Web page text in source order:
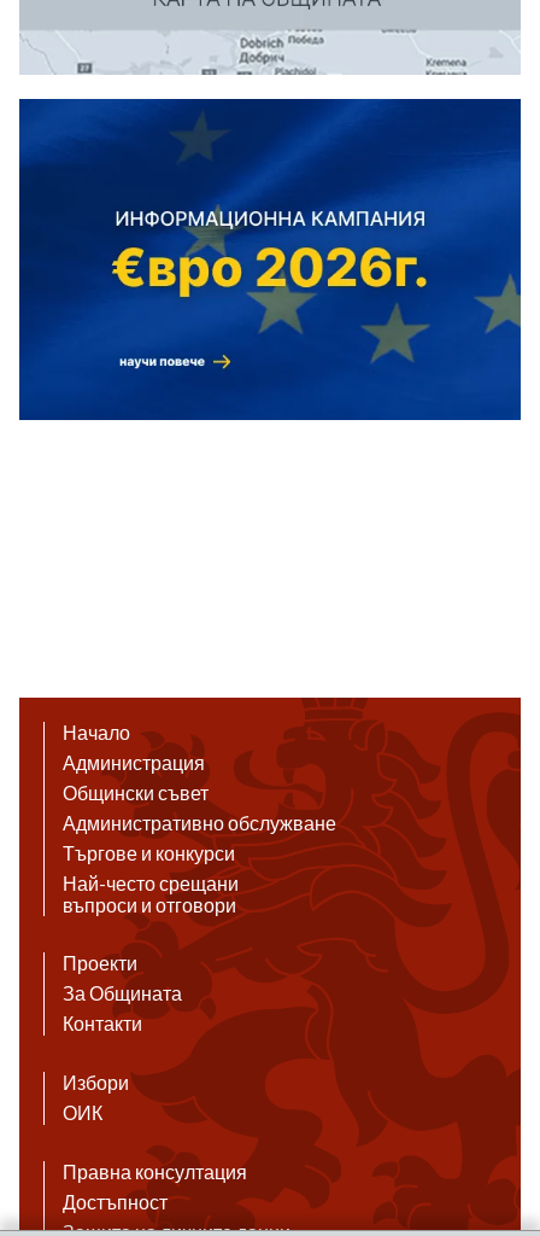
Начало
Администрация
Общински съвет
Административно обслужване
Търгове и конкурси
Най-често срещани
въпроси и отговори
Проекти
За Общината
Контакти
Избори
ОИК
Правна консултация
Достъпност